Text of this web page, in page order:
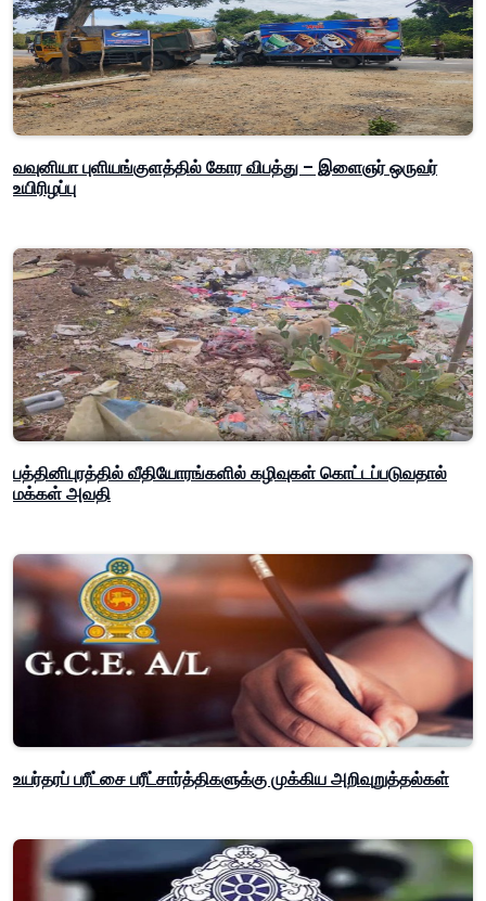
வவுனியா புளியங்குளத்தில் கோர விபத்து – இளைஞர் ஒருவர்
உயிரிழப்பு
பத்தினிபுரத்தில் வீதியோரங்களில் கழிவுகள் கொட்டப்படுவதால்
மக்கள் அவதி
உயர்தரப் பரீட்சை பரீட்சார்த்திகளுக்கு முக்கிய அறிவுறுத்தல்கள்